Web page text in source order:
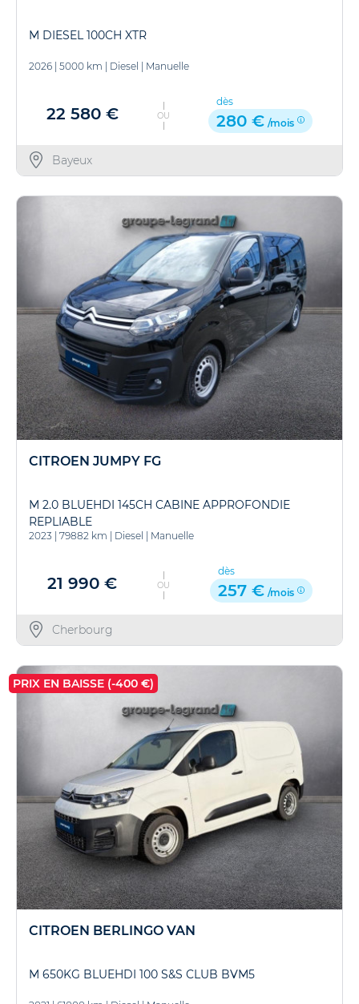
M DIESEL 100CH XTR
2026 5000 km Diesel Manuelle
22 580 € OU
dès
280 € /mois
Bayeux
CITROEN JUMPY FG
M 2.0 BLUEHDI 145CH CABINE APPROFONDIE
REPLIABLE
2023 79882 km Diesel Manuelle
21 990 € OU
dès
257 € /mois
Cherbourg
PRIX EN BAISSE (-400 €)
CITROEN BERLINGO VAN
M 650KG BLUEHDI 100 S&S CLUB BVM5